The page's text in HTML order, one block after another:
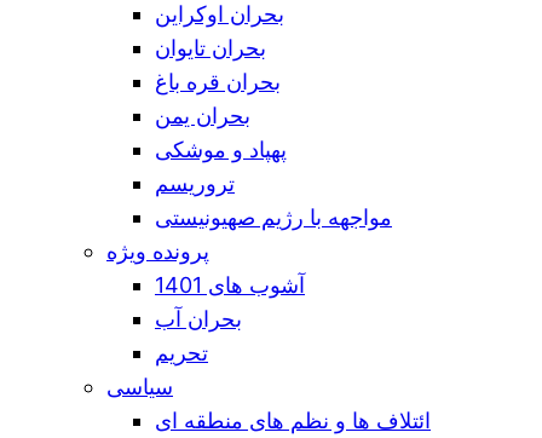
بحران اوکراین
بحران تایوان
بحران قره باغ
بحران یمن
پهپاد و موشکی
تروریسم
مواجهه با رژیم صهیونیستی
پرونده ویژه
آشوب های 1401
بحران آب
تحریم
سیاسی
ائتلاف ها و نظم های منطقه ای